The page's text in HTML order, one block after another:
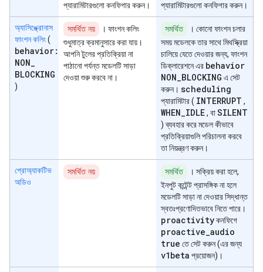
প্যারামিটারগুলো কনফিগার করুন।
প্যারামিটারগুলো কনফিগার করুন।
অ্যাসিঙ্ক্রোনাস
ফাংশন কলিং(
behavior:
NON_
BLOCKING
)
সমর্থিত নয়
। ফাংশন কলিং
শুধুমাত্র ক্রমানুসারে করা যায়।
আপনি টুলের প্রতিক্রিয়া না
পাঠানো পর্যন্ত মডেলটি সাড়া
দেওয়া শুরু করবে না।
সমর্থিত
। কোনো ফাংশন চলার
সময় মডেলকে তার সাথে মিথস্ক্রিয়া
চালিয়ে যেতে দেওয়ার জন্য, ফাংশন
ডিক্লারেশনে এর behavior
NON_BLOCKING এ সেট
করুন। scheduling
প্যারামিটার ( INTERRUPT ,
WHEN_IDLE, বাSILENT
) ব্যবহার করে মডেল কীভাবে
প্রতিক্রিয়াগুলি পরিচালনা করবে
তা নিয়ন্ত্রণ করুন।
প্রোঅ্যাকটিভ
অডিও
সমর্থিত নয় সমর্থিত
। সক্রিয় করা হলে,
ইনপুট কন্টেন্ট প্রাসঙ্গিক না হলে
মডেলটি সাড়া না দেওয়ার সিদ্ধান্ত
স্বতঃপ্রণোদিতভাবে নিতে পারে।
proactivityকনফিগে
proactive_audio
true তে সেট করুন (এর জন্য
v1beta প্রয়োজন)।